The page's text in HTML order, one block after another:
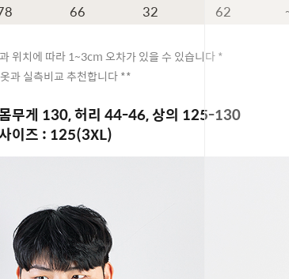
66 32 62
위치에 따라 1~3cm 오차가 있을 수 있습니다 *
과 실측비교 추천합니다 **
무게 130, 허리 44-46, 상의 125-130
이즈 : 125(3XL)